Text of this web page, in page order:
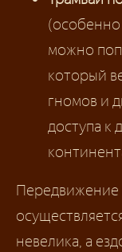
можно
который
гномов и
доступа к
Передвижение
невелика, а